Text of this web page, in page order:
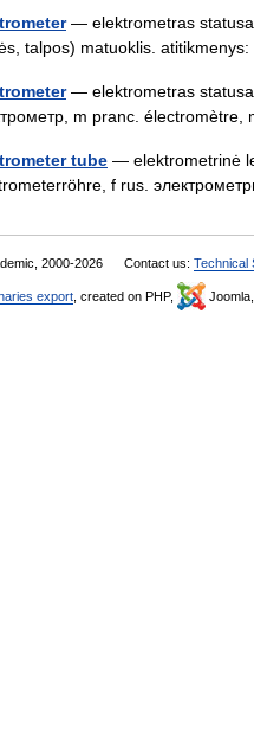
— elektrometras
talpos) matuoklis.
— elektrometras
m pranc.
tube — elektrometrinė
f rus.
2000-2026 Contact us: Technical
export , created on PHP, Joomla,